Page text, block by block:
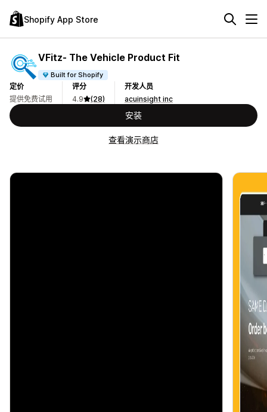
Shopify App Store
VFitz‑ The Vehicle Product Fit
Built for Shopify
定价
提供免费试用
评分
4.9
(28)
开发人员
acuinsight inc
安装
查看演示商店